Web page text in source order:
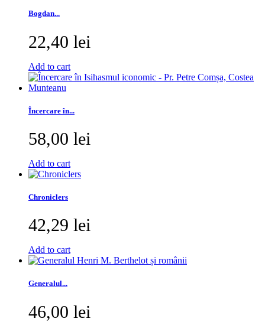
Bogdan...
22,40 lei
Add to cart
Încercare în...
58,00 lei
Add to cart
Chroniclers
42,29 lei
Add to cart
Generalul...
46,00 lei